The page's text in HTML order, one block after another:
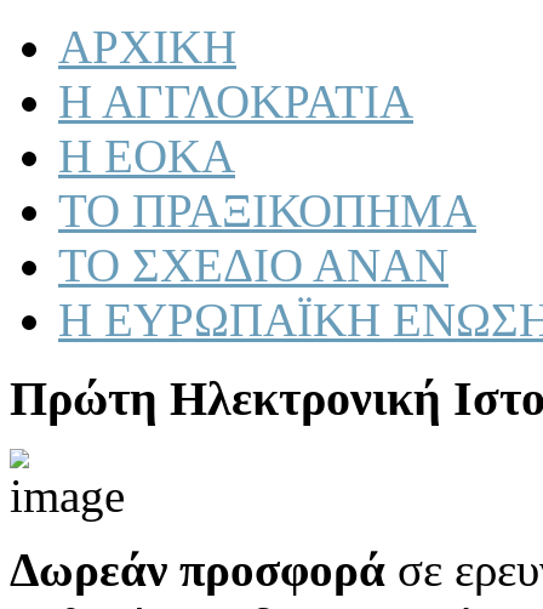
ΑΡΧΙΚΗ
Η ΑΓΓΛΟΚΡΑΤΙΑ
Η ΕΟΚΑ
ΤΟ ΠΡΑΞΙΚΟΠΗΜΑ
ΤΟ ΣΧΕΔΙΟ ΑΝΑΝ
Η ΕΥΡΩΠΑΪΚΗ
Πρώτη Ηλεκτρονική
Δωρεάν προσφορά σε